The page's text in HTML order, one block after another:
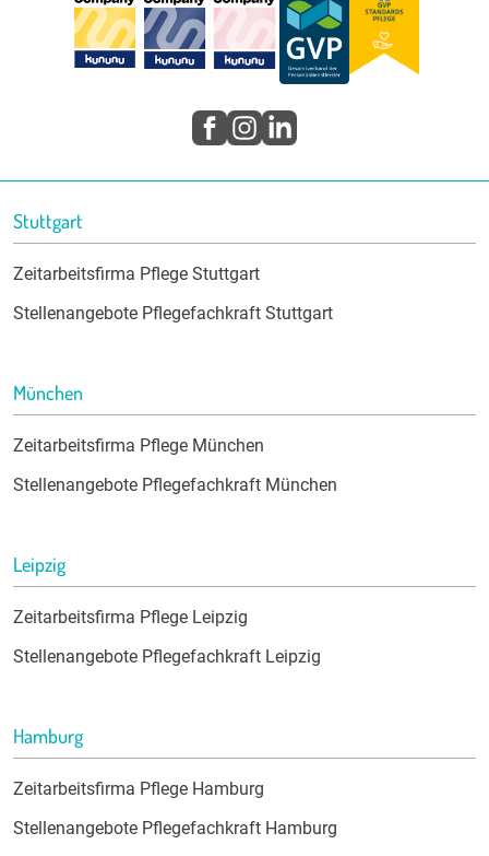
Stuttgart
Zeitarbeitsfirma Pflege Stuttgart
Stellenangebote Pflegefachkraft Stuttgart
München
Zeitarbeitsfirma Pflege München
Stellenangebote Pflegefachkraft München
Leipzig
Zeitarbeitsfirma Pflege Leipzig
Stellenangebote Pflegefachkraft Leipzig
Hamburg
Zeitarbeitsfirma Pflege Hamburg
Stellenangebote Pflegefachkraft Hamburg